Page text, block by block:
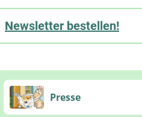
Newsletter bestellen!
Presse